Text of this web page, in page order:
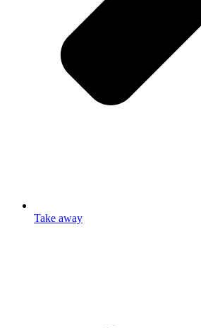
Take away